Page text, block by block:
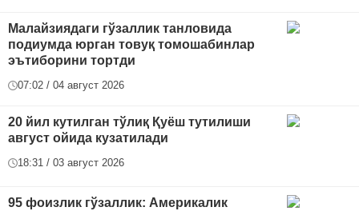
Малайзиядаги гўзаллик танловида
подиумда юрган товуқ томошабинлар
эътиборини тортди
07:02 / 04 август 2026
20 йил кутилган тўлиқ Қуёш тутилиши
август ойида кузатилади
18:31 / 03 август 2026
95 фоизлик гўзаллик: Америкалик